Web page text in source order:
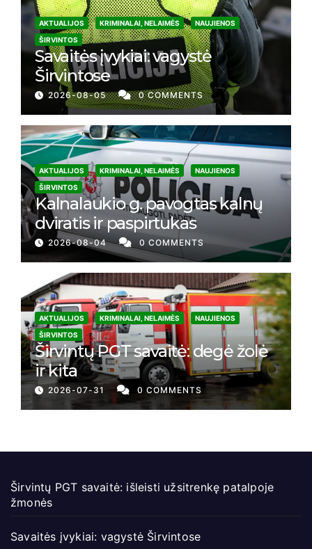
AKTUALIJOS KRIMINALAI, NELAIMĖS
NAUJIENOS
ŠIRVINTOS
Savaitės įvykiai: vagystė
Širvintose
2026-08-05 0 COMMENTS
AKTUALIJOS KRIMINALAI, NELAIMĖS
NAUJIENOS
ŠIRVINTOS
Kalnalaukio g. pavogtas kalnų
dviratis ir paspirtukas
2026-08-04 0 COMMENTS
AKTUALIJOS KRIMINALAI, NELAIMĖS
NAUJIENOS
ŠIRVINTOS
Širvintų PGT savaitė: degė žolė
ir kita
2026-07-31 0 COMMENTS
Širvintų PGT savaitė: išleisti užsitrenkę patalpoje
žmonės
Savaitės įvykiai: vagystė Širvintose